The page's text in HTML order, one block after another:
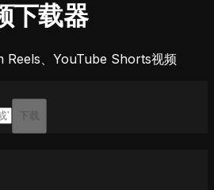
下载器
Reels、YouTube Shorts视频
下载